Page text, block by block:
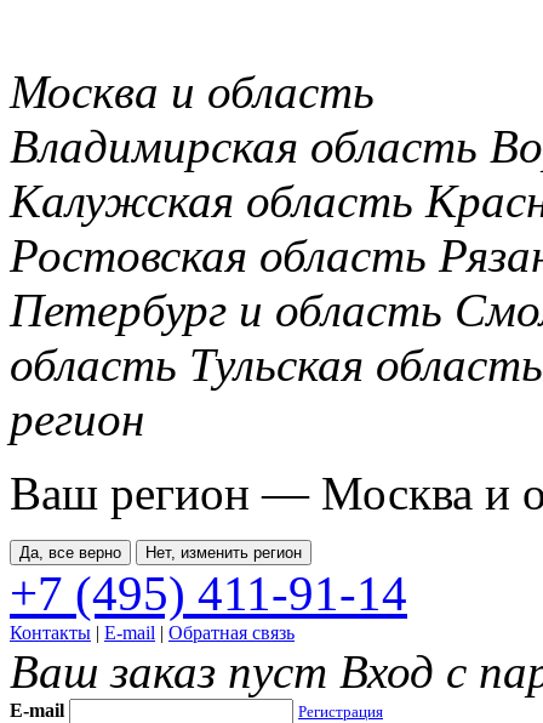
Москва и область
Владимирская область
Калужская область
Ростовская область
Петербург и область
область Тульская область
регион
Ваш регион — Москва и
Да, все верно Нет, изменить регион
+7 (495) 411-91-14
Контакты | E-mail | Обратная связь
Ваш заказ пуст Вход с
E-mail Регистрация